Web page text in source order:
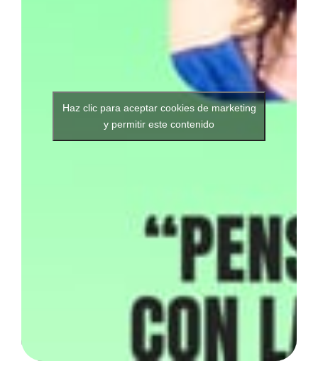
Haz clic para aceptar cookies de marketing
y permitir este contenido